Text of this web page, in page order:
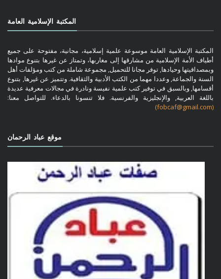
المكتبة الإسلامية العامة
المكتبة الإسلامية العامة موسوعة علمية إسلامية، مجانية، مفتوحة على جميع
أطياف الأمة الإسلامية من مشارقها إلى مغاربها، وتمتاز عن غيرها بتنوع موادها
وبمصداقيتها وحيادها, توفر مجانا للتحميل, مجموعة شاملة من كتب ومؤلفات أهل
السنة والجماعة, وعددا مهما من الكتب الأدبية والثقافية. وتتميز عن غيرها, بتنوع
أقسامها, وبالسبق في توفير كتب علمية نفيسة ونادرة في مجالات معرفية عديدة
باللغة العربية, والإنجليزية والفرنسية. فلا تنسونا بالدعاء. للتواصل معنا:
(fobcaf@gmail.com)
موقع عباد الرحمان